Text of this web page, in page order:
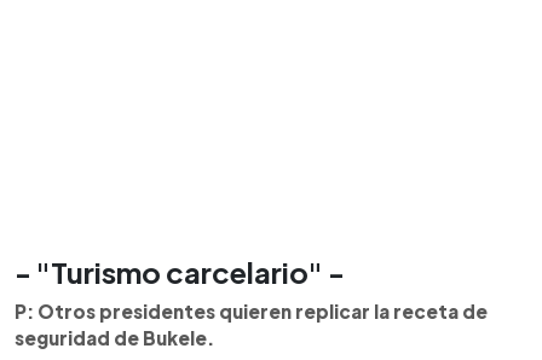
- "Turismo carcelario" -
P: Otros presidentes quieren replicar la receta de
seguridad de Bukele.